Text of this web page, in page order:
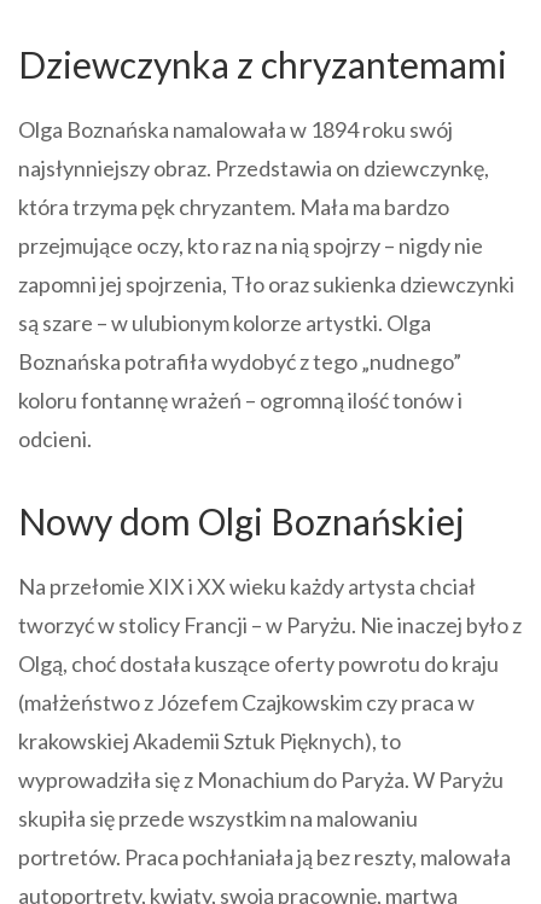
Dziewczynka z chryzantemami
Olga Boznańska namalowała w 1894 roku swój
najsłynniejszy obraz. Przedstawia on dziewczynkę,
która trzyma pęk chryzantem. Mała ma bardzo
przejmujące oczy, kto raz na nią spojrzy – nigdy nie
zapomni jej spojrzenia, Tło oraz sukienka dziewczynki
są szare – w ulubionym kolorze artystki. Olga
Boznańska potrafiła wydobyć z tego „nudnego”
koloru fontannę wrażeń – ogromną ilość tonów i
odcieni.
Nowy dom Olgi Boznańskiej
Na przełomie XIX i XX wieku każdy artysta chciał
tworzyć w stolicy Francji – w Paryżu. Nie inaczej było z
Olgą, choć dostała kuszące oferty powrotu do kraju
(małżeństwo z Józefem Czajkowskim czy praca w
krakowskiej Akademii Sztuk Pięknych), to
wyprowadziła się z Monachium do Paryża. W Paryżu
skupiła się przede wszystkim na malowaniu
portretów. Praca pochłaniała ją bez reszty, malowała
autoportrety, kwiaty, swoją pracownię, martwą